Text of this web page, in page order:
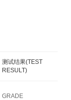
测试结果(TEST
RESULT)
GRADE